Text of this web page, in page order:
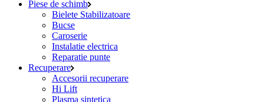
Piese de schimb
Bielete Stabilizatoare
Bucse
Caroserie
Instalatie electrica
Reparatie punte
Recuperare
Accesorii recuperare
Hi Lift
Plasma sintetica